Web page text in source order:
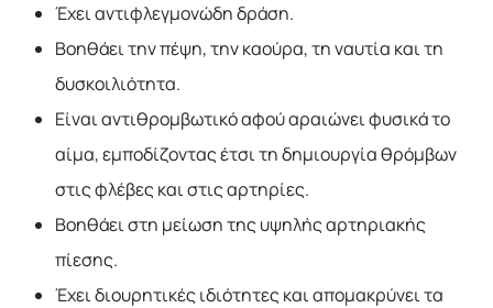
Έχει αντιφλεγμονώδη δράση.
Βοηθάει την πέψη, την καούρα, τη ναυτία και τη
δυσκοιλιότητα.
Είναι αντιθρομβωτικό αφού αραιώνει φυσικά το
αίμα, εμποδίζοντας έτσι τη δημιουργία θρόμβων
στις φλέβες και στις αρτηρίες.
Βοηθάει στη μείωση της υψηλής αρτηριακής
πίεσης.
Έχει διουρητικές ιδιότητες και απομακρύνει τα